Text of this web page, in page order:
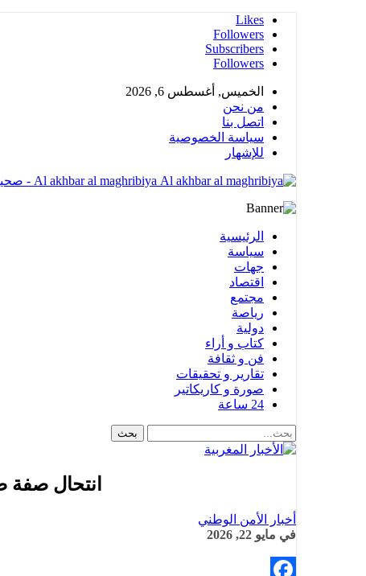
Likes
Followers
Subscribers
Followers
الخميس, أغسطس 6, 2026
من نحن
اتصل بنا
سياسة الخصوصية
للإشهار
Al akhbar al maghribiya - صحيغة الكترونية مهتمة بشؤون المملكة المغربية تضم عدة أقسام متنوعة
الرئيسية
سياسة
جهات
اقتصاد
مجتمع
رياصة
دولية
كتاب و أراء
فن و ثقافة
تقارير و تحقيقات
صورة و كاريكاتير
24 ساعة
انتحال صفة
أخبار الأمن الوطني
في مايو 22, 2026